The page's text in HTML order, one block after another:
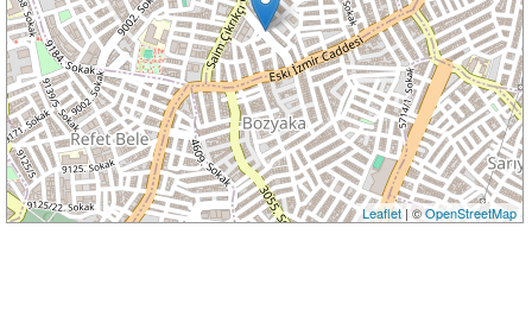
Leaflet| ©OpenStreetMap